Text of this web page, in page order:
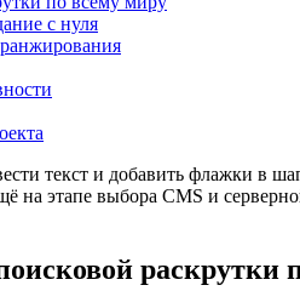
с нуля
текст и добавить флажки в
на этапе выбора CMS и
раскрутки